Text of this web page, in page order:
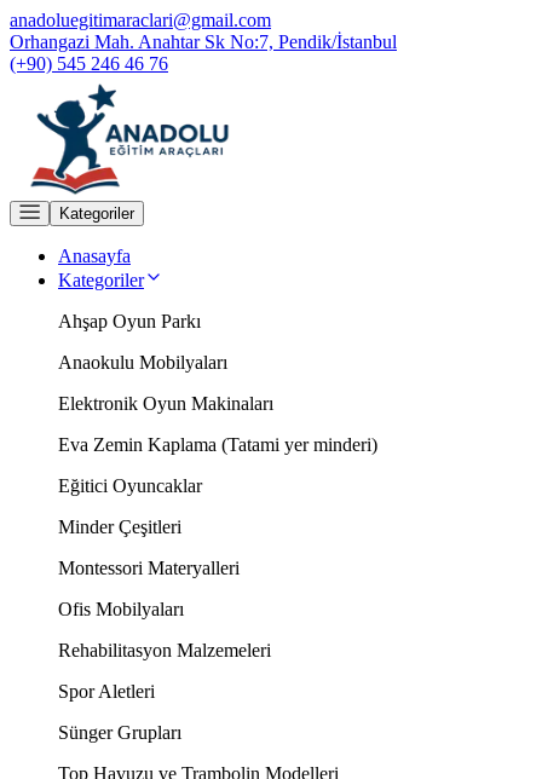
anadoluegitimaraclari@gmail.com
Orhangazi Mah. Anahtar Sk No:7, Pendik/İstanbul
(+90) 545 246 46 76
Kategoriler
Anasayfa
Kategoriler
Ahşap Oyun Parkı
Anaokulu Mobilyaları
Elektronik Oyun Makinaları
Eva Zemin Kaplama (Tatami yer minderi)
Eğitici Oyuncaklar
Minder Çeşitleri
Montessori Materyalleri
Ofis Mobilyaları
Rehabilitasyon Malzemeleri
Spor Aletleri
Sünger Grupları
Top Havuzu ve Trambolin Modelleri